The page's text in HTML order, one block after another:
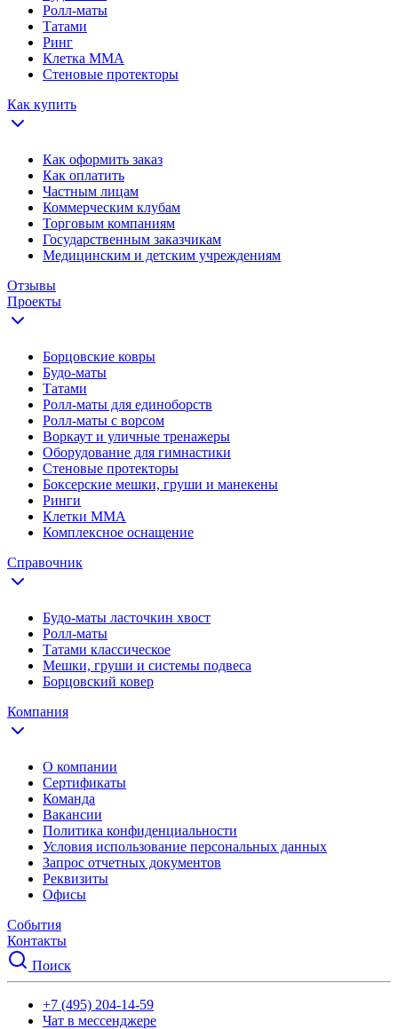
Ролл-маты
Татами
Ринг
Клетка ММА
Стеновые протекторы
Как купить
Как оформить заказ
Как оплатить
Частным лицам
Коммерческим клубам
Торговым компаниям
Государственным заказчикам
Медицинским и детским учреждениям
Отзывы
Проекты
Борцовские ковры
Будо-маты
Татами
Ролл-маты для единоборств
Ролл-маты с ворсом
Воркаут и уличные тренажеры
Оборудование для гимнастики
Стеновые протекторы
Боксерские мешки, груши и манекены
Ринги
Клетки ММА
Комплексное оснащение
Справочник
Будо-маты ласточкин хвост
Ролл-маты
Татами классическое
Мешки, груши и системы подвеса
Борцовский ковер
Компания
О компании
Сертификаты
Команда
Вакансии
Политика конфиденциальности
Условия использование персональных данных
Запрос отчетных документов
Реквизиты
Офисы
События
Контакты
Поиск
+7 (495) 204-14-59
Чат в мессенджере